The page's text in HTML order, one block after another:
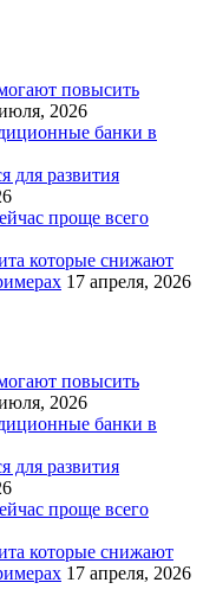
повысить
2026
банки в
для развития
проще всего
которые снижают
17 апреля, 2026
повысить
2026
банки в
для развития
проще всего
которые снижают
17 апреля, 2026